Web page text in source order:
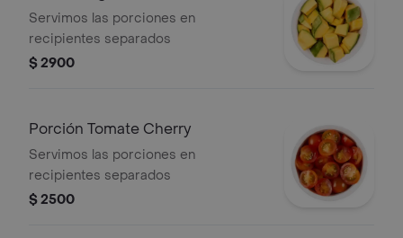
Servimos las porciones en
recipientes separados
$ 2900
Porción Tomate Cherry
Servimos las porciones en
recipientes separados
$ 2500